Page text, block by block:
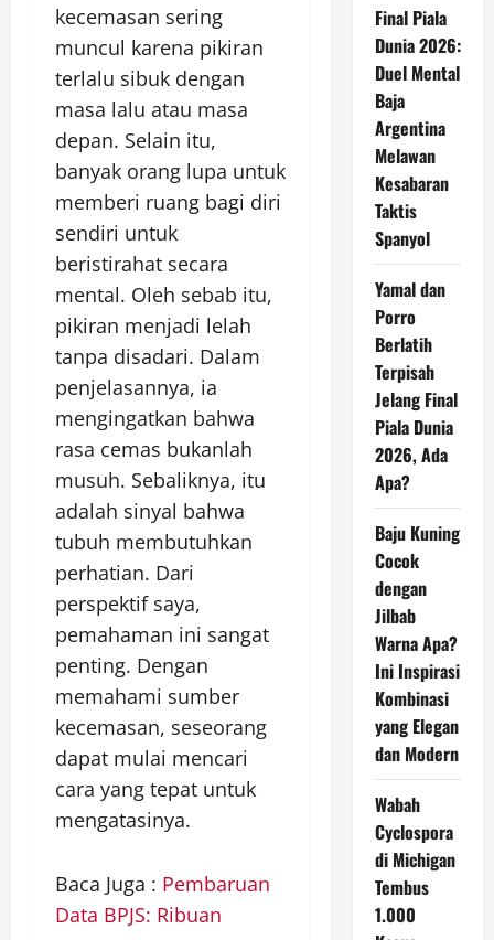
kecemasan sering
muncul karena pikiran
terlalu sibuk dengan
masa lalu atau masa
depan. Selain itu,
banyak orang lupa untuk
memberi ruang bagi diri
sendiri untuk
beristirahat secara
mental. Oleh sebab itu,
pikiran menjadi lelah
tanpa disadari. Dalam
penjelasannya, ia
mengingatkan bahwa
rasa cemas bukanlah
musuh. Sebaliknya, itu
adalah sinyal bahwa
tubuh membutuhkan
perhatian. Dari
perspektif saya,
pemahaman ini sangat
penting. Dengan
memahami sumber
kecemasan, seseorang
dapat mulai mencari
cara yang tepat untuk
mengatasinya.
Baca Juga : Pembaruan
Data BPJS: Ribuan
Final Piala
Dunia 2026:
Duel Mental
Baja
Argentina
Melawan
Kesabaran
Taktis
Spanyol
Yamal dan
Porro
Berlatih
Terpisah
Jelang Final
Piala Dunia
2026, Ada
Apa?
Baju Kuning
Cocok
dengan
Jilbab
Warna Apa?
Ini Inspirasi
Kombinasi
yang Elegan
dan Modern
Wabah
Cyclospora
di Michigan
Tembus
1.000